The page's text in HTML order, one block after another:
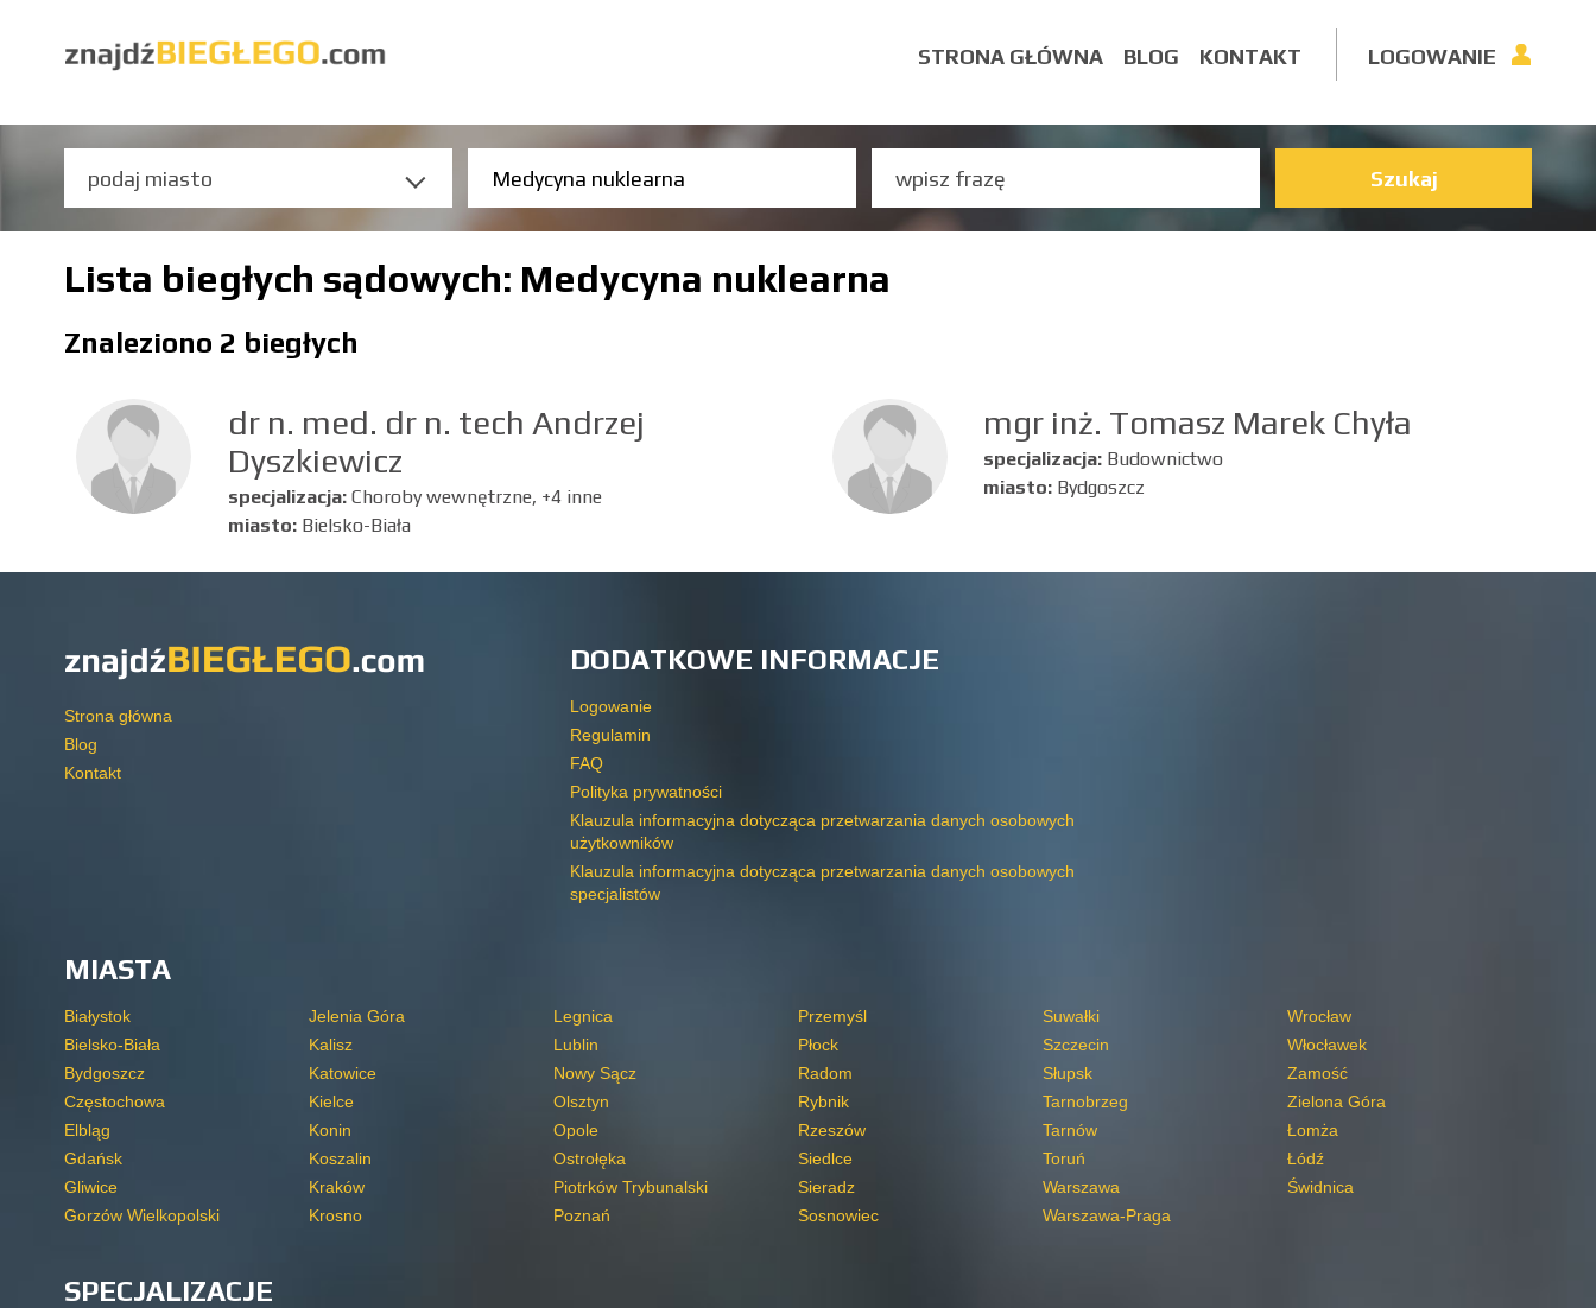
LOGOWANIE
STRONA GŁÓWNA BLOG KONTAKT
Szukaj
Lista biegłych sądowych: Medycyna nuklearna
Znaleziono 2 biegłych
dr n. med. dr n. tech Andrzej
Dyszkiewicz
specjalizacja: Choroby wewnętrzne, +4 inne
miasto: Bielsko-Biała
mgr inż. Tomasz Marek Chyła
specjalizacja: Budownictwo
miasto: Bydgoszcz
Strona główna
Blog
Kontakt
DODATKOWE INFORMACJE
Logowanie
Regulamin
FAQ
Polityka prywatności
Klauzula informacyjna dotycząca przetwarzania danych osobowych
użytkowników
Klauzula informacyjna dotycząca przetwarzania danych osobowych
specjalistów
MIASTA
Białystok
Bielsko-Biała
Bydgoszcz
Częstochowa
Elbląg
Gdańsk
Gliwice
Gorzów Wielkopolski
Jelenia Góra
Kalisz
Katowice
Kielce
Konin
Koszalin
Kraków
Krosno
Legnica
Lublin
Nowy Sącz
Olsztyn
Opole
Ostrołęka
Piotrków Trybunalski
Poznań
Przemyśl
Płock
Radom
Rybnik
Rzeszów
Siedlce
Sieradz
Sosnowiec
Suwałki
Szczecin
Słupsk
Tarnobrzeg
Tarnów
Toruń
Warszawa
Warszawa-Praga
Wrocław
Włocławek
Zamość
Zielona Góra
Łomża
Łódź
Świdnica
SPECJALIZACJE